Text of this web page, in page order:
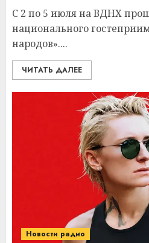
С 2 по 5 июля на ВДНХ
национального
народов»....
ЧИТАТЬ ДАЛЕЕ
Новости радио